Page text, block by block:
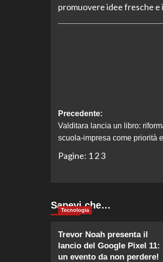
promuovere idee fresche e
Navigazione
articolo
Precedente:
Valditara lancia un libro:
scuola-impresa come priorità
Pagine: 1 2 3
Sapevi che…
Tecnologia
Trevor Noah presenta il
lancio del Google Pixel 11:
un evento da non perdere!